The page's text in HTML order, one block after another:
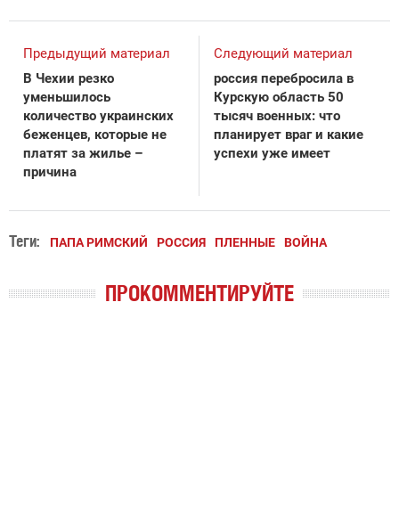
Предыдущий материал
В Чехии резко
уменьшилось
количество украинских
беженцев, которые не
платят за жилье –
причина
Следующий материал
россия перебросила в
Курскую область 50
тысяч военных: что
планирует враг и какие
успехи уже имеет
Теги: ПАПА РИМСКИЙ РОССИЯ ПЛЕННЫЕ ВОЙНА
ПРОКОММЕНТИРУЙТЕ